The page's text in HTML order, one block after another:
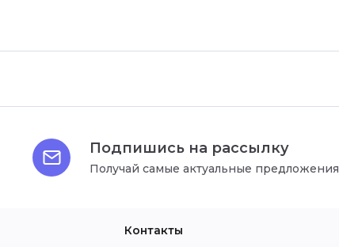
Подпишись на рассылку
Получай самые актуальные предложения
Контакты